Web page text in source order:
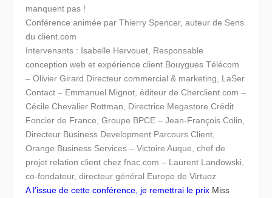
manquent pas !
Conférence animée par Thierry Spencer, auteur de Sens
du client.com
Intervenants : Isabelle Hervouet, Responsable
conception web et expérience client Bouygues Télécom
– Olivier Girard Directeur commercial & marketing, LaSer
Contact – Emmanuel Mignot, éditeur de Cherclient.com –
Cécile Chevalier Rottman, Directrice Megastore Crédit
Foncier de France, Groupe BPCE – Jean-François Colin,
Directeur Business Development Parcours Client,
Orange Business Services – Victoire Auque, chef de
projet relation client chez fnac.com – Laurent Landowski,
co-fondateur, directeur général Europe de Virtuoz
A l’issue de cette conférence, je remettrai le prix Miss